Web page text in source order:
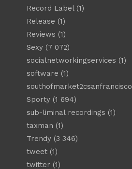
Record Label(1)
Release (1)
Reviews (1)
Sexy(7 072)
socialnetworkingservices (1)
software (1)
southofmarket2csanfrancisco
Sporty(1 694)
sub-liminal recordings (1)
taxman (1)
Trendy(3 346)
tweet(1)
twitter (1)